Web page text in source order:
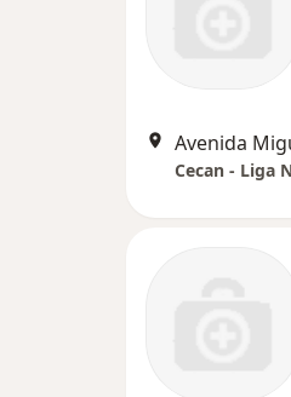
Avenida
Cecan - Liga